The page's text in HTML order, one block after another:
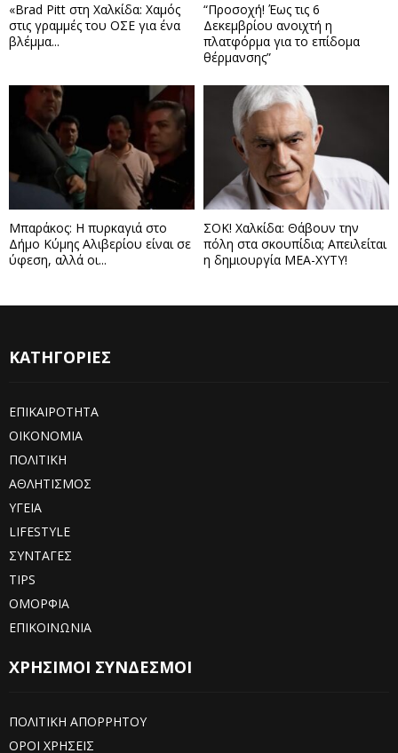
«Brad Pitt στη Χαλκίδα: Χαμός
στις γραμμές του ΟΣΕ για ένα
βλέμμα...
“Προσοχή! Έως τις 6
Δεκεμβρίου ανοιχτή η
πλατφόρμα για το επίδομα
θέρμανσης”
Μπαράκος: Η πυρκαγιά στο
Δήμο Κύμης Αλιβερίου είναι σε
ύφεση, αλλά οι...
ΣΟΚ! Χαλκίδα: Θάβουν την
πόλη στα σκουπίδια; Απειλείται
η δημιουργία ΜΕΑ-ΧΥΤΥ!
ΚΑΤΗΓΟΡΙΕΣ
ΕΠΙΚΑΙΡΟΤΗΤΑ
ΟΙΚΟΝΟΜΙΑ
ΠΟΛΙΤΙΚΗ
ΑΘΛΗΤΙΣΜΟΣ
ΥΓΕΙΑ
LIFESTYLE
ΣΥΝΤΑΓΕΣ
TIPS
ΟΜΟΡΦΙΑ
ΕΠΙΚΟΙΝΩΝΙΑ
ΧΡΗΣΙΜΟΙ ΣΥΝΔΕΣΜΟΙ
ΠΟΛΙΤΙΚΗ ΑΠΟΡΡΗΤΟΥ
ΟΡΟΙ ΧΡΗΣΕΙΣ